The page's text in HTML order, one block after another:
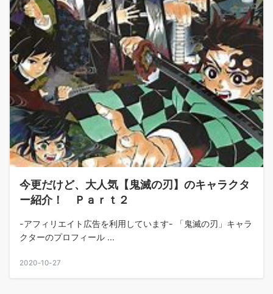
今更だけど、大人気【鬼滅の刃】のキャラクタ
ー紹介！ Ｐａｒｔ２
-アフィリエイト広告を利用しています- 「鬼滅の刃」キャラ
クターのプロフィール ...
2020-10-27